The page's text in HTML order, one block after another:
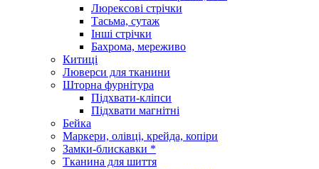
Люрексові стрічки
Тасьма, сутаж
Інші стрічки
Бахрома, мереживо
Китиці
Люверси для тканини
Шторна фурнітура
Підхвати-кліпси
Підхвати магнітні
Бейка
Маркери, олівці, крейда, копіри
Замки-блискавки *
Тканина для шиття